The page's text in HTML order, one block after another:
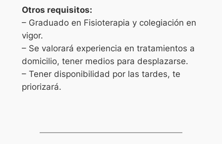
Otros requisitos:
– Graduado en Fisioterapia y colegiación en
vigor.
– Se valorará experiencia en tratamientos a
domicilio, tener medios para desplazarse.
– Tener disponibilidad por las tardes, te
priorizará.